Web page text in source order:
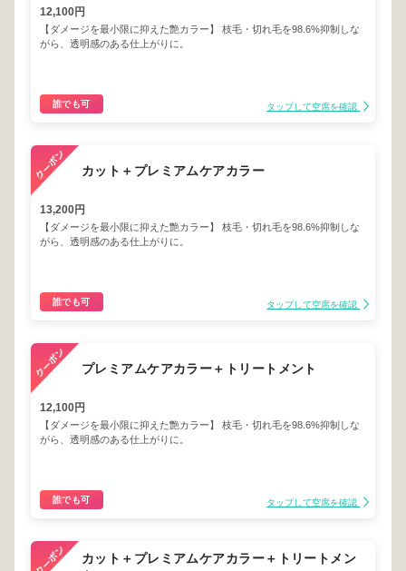
12,100円
【ダメージを最小限に抑えた艶カラー】 枝毛・切れ毛を98.6%抑制しな
がら、透明感のある仕上がりに。
誰でも可 タップして空席を確認
カット＋プレミアムケアカラー
13,200円
【ダメージを最小限に抑えた艶カラー】 枝毛・切れ毛を98.6%抑制しな
がら、透明感のある仕上がりに。
誰でも可 タップして空席を確認
プレミアムケアカラー＋トリートメント
12,100円
【ダメージを最小限に抑えた艶カラー】 枝毛・切れ毛を98.6%抑制しな
がら、透明感のある仕上がりに。
誰でも可 タップして空席を確認
カット＋プレミアムケアカラー＋トリートメン